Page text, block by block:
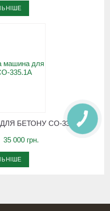
БЕТОНУ СО-335.1А
35 000 грн.
КНОПКА
СВЯЗИ